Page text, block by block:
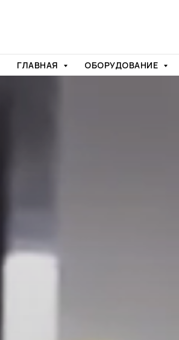
ГЛАВНАЯ ОБОРУДОВАНИЕ